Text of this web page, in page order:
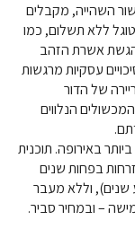
השהייה, מקבלים
ללא תשלום, כמו
הגשת אשרת הזהב
עסקיות מרגשות
של הדור
הנלווים
באירופה. תוכנית
בפחות שנים
וביוון (שבע שנים), וללא מעבר
– ובמחיר סביר.